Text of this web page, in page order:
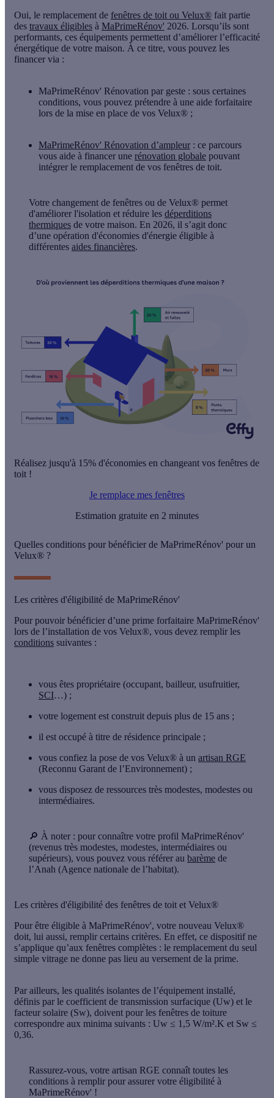
Oui, le remplacement de fenêtres de toit ou Velux® fait partie
des travaux éligibles à MaPrimeRénov' 2026. Lorsqu’ils sont
performants, ces équipements permettent d’améliorer l’efficacité
énergétique de votre maison. À ce titre, vous pouvez les
financer via :
MaPrimeRénov' Rénovation par geste : sous certaines
conditions, vous pouvez prétendre à une aide forfaitaire
lors de la mise en place de vos Velux® ;
MaPrimeRénov' Rénovation d’ampleur : ce parcours
vous aide à financer une rénovation globale pouvant
intégrer le remplacement de vos fenêtres de toit.
Votre changement de fenêtres ou de Velux® permet
d'améliorer l'isolation et réduire les déperditions
thermiques de votre maison. En 2026, il s’agit donc
d’une opération d'économies d'énergie éligible à
différentes aides financières.
Réalisez jusqu'à 15% d'économies en changeant vos fenêtres de
toit !
Je remplace mes fenêtres
Estimation gratuite en 2 minutes
Quelles conditions pour bénéficier de MaPrimeRénov' pour un
Velux® ?
Les critères d'éligibilité de MaPrimeRénov'
Pour pouvoir bénéficier d’une prime forfaitaire MaPrimeRénov'
lors de l’installation de vos Velux®, vous devez remplir les
conditions suivantes :
vous êtes propriétaire (occupant, bailleur, usufruitier,
SCI…) ;
votre logement est construit depuis plus de 15 ans ;
il est occupé à titre de résidence principale ;
vous confiez la pose de vos Velux® à un artisan RGE
(Reconnu Garant de l’Environnement) ;
vous disposez de ressources très modestes, modestes ou
intermédiaires.
🔎 À noter : pour connaître votre profil MaPrimeRénov'
(revenus très modestes, modestes, intermédiaires ou
supérieurs), vous pouvez vous référer au barème de
l’Anah (Agence nationale de l’habitat).
Les critères d'éligibilité des fenêtres de toit et Velux®
Pour être éligible à MaPrimeRénov', votre nouveau Velux®
doit, lui aussi, remplir certains critères. En effet, ce dispositif ne
s’applique qu’aux fenêtres complètes : le remplacement du seul
simple vitrage ne donne pas lieu au versement de la prime.
Par ailleurs, les qualités isolantes de l’équipement installé,
définis par le coefficient de transmission surfacique (Uw) et le
facteur solaire (Sw), doivent pour les fenêtres de toiture
correspondre aux minima suivants : Uw ≤ 1,5 W/m².K et Sw ≤
0,36.
Rassurez-vous, votre artisan RGE connaît toutes les
conditions à remplir pour assurer votre éligibilité à
MaPrimeRénov' !